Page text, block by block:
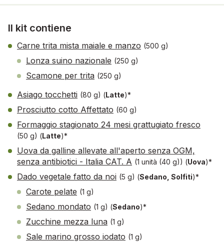
Il kit contiene
Carne trita mista maiale e manzo (500 g)
Lonza suino nazionale (250 g)
Scamone per trita (250 g)
Asiago tocchetti (80 g) (Latte)*
Prosciutto cotto Affettato (60 g)
Formaggio stagionato 24 mesi grattugiato fresco
(50 g) (Latte)*
Uova da galline allevate all'aperto senza OGM,
senza antibiotici - Italia CAT. A (1 unità (40 g)) (Uova)*
Dado vegetale fatto da noi (5 g) (Sedano, Solfiti)*
Carote pelate (1 g)
Sedano mondato (1 g) (Sedano)*
Zucchine mezza luna (1 g)
Sale marino grosso iodato (1 g)